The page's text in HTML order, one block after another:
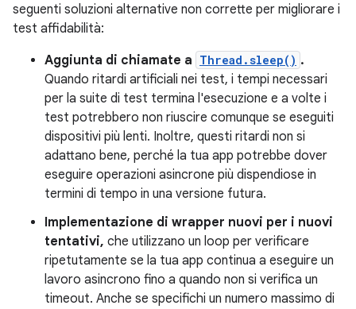
seguenti soluzioni alternative non corrette per migliorare i
test affidabilità:
Aggiunta di chiamate a Thread.sleep() .
Quando ritardi artificiali nei test, i tempi necessari
per la suite di test termina l'esecuzione e a volte i
test potrebbero non riuscire comunque se eseguiti
dispositivi più lenti. Inoltre, questi ritardi non si
adattano bene, perché la tua app potrebbe dover
eseguire operazioni asincrone più dispendiose in
termini di tempo in una versione futura.
Implementazione di wrapper nuovi per i nuovi
tentativi, che utilizzano un loop per verificare
ripetutamente se la tua app continua a eseguire un
lavoro asincrono fino a quando non si verifica un
timeout. Anche se specifichi un numero massimo di